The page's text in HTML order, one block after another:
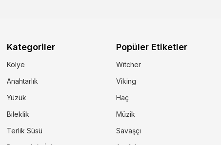
Kategoriler
Kolye
Anahtarlık
Yüzük
Bileklik
Terlik Süsü
Popüler Etiketler
Witcher
Viking
Haç
Müzik
Savaşçı